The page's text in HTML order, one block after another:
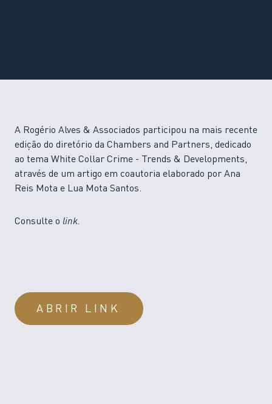
A Rogério Alves & Associados participou na mais recente
edição do diretório da Chambers and Partners, dedicado
ao tema White Collar Crime - Trends & Developments,
através de um artigo em coautoria elaborado por Ana
Reis Mota e Lua Mota Santos.
Consulte o link.
ABRIR LINK